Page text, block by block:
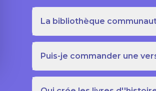
La bibliothèque
Puis-je commander une